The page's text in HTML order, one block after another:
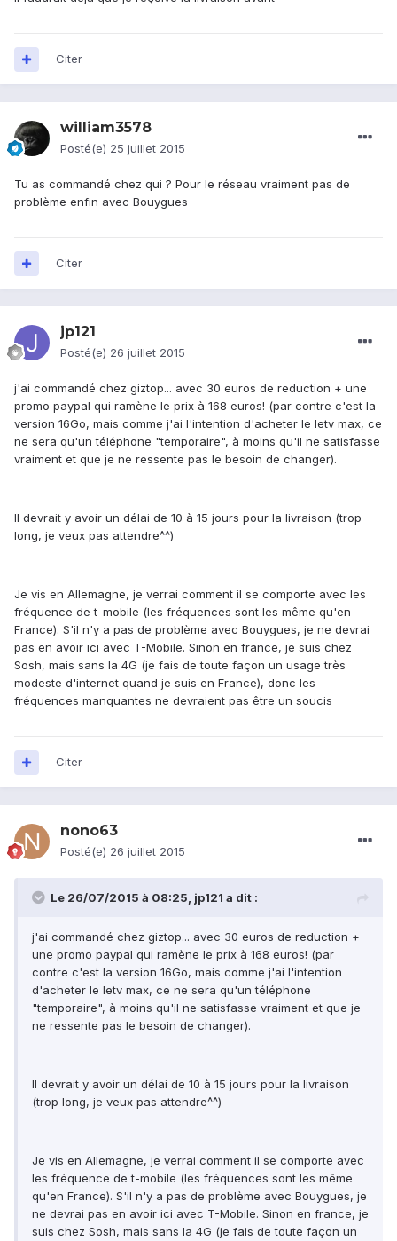
Citer
william3578
Posté(e) 25 juillet 2015
Tu as commandé chez qui ? Pour le réseau vraiment pas de
problème enfin avec Bouygues
Citer
jp121
Posté(e) 26 juillet 2015
j'ai commandé chez giztop... avec 30 euros de reduction + une
promo paypal qui ramène le prix à 168 euros! (par contre c'est la
version 16Go, mais comme j'ai l'intention d'acheter le letv max, ce
ne sera qu'un téléphone "temporaire", à moins qu'il ne satisfasse
vraiment et que je ne ressente pas le besoin de changer).
Il devrait y avoir un délai de 10 à 15 jours pour la livraison (trop
long, je veux pas attendre^^)
Je vis en Allemagne, je verrai comment il se comporte avec les
fréquence de t-mobile (les fréquences sont les même qu'en
France). S'il n'y a pas de problème avec Bouygues, je ne devrai
pas en avoir ici avec T-Mobile. Sinon en france, je suis chez
Sosh, mais sans la 4G (je fais de toute façon un usage très
modeste d'internet quand je suis en France), donc les
fréquences manquantes ne devraient pas être un soucis
Citer
nono63
Posté(e) 26 juillet 2015
Le 26/07/2015 à 08:25, jp121 a dit :
j'ai commandé chez giztop... avec 30 euros de reduction +
une promo paypal qui ramène le prix à 168 euros! (par
contre c'est la version 16Go, mais comme j'ai l'intention
d'acheter le letv max, ce ne sera qu'un téléphone
"temporaire", à moins qu'il ne satisfasse vraiment et que je
ne ressente pas le besoin de changer).
Il devrait y avoir un délai de 10 à 15 jours pour la livraison
(trop long, je veux pas attendre^^)
Je vis en Allemagne, je verrai comment il se comporte avec
les fréquence de t-mobile (les fréquences sont les même
qu'en France). S'il n'y a pas de problème avec Bouygues, je
ne devrai pas en avoir ici avec T-Mobile. Sinon en france, je
suis chez Sosh, mais sans la 4G (je fais de toute façon un